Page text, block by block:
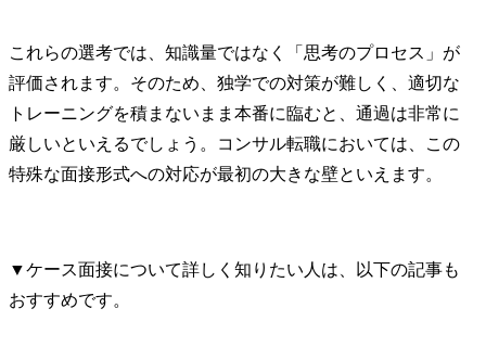
これらの選考では、知識量ではなく「思考のプロセス」が
評価されます。そのため、独学での対策が難しく、適切な
トレーニングを積まないまま本番に臨むと、通過は非常に
厳しいといえるでしょう。コンサル転職においては、この
特殊な面接形式への対応が最初の大きな壁といえます。
▼ケース面接について詳しく知りたい人は、以下の記事も
おすすめです。